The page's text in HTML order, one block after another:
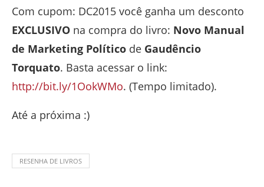
Com cupom: DC2015 você ganha um desconto
EXCLUSIVO na compra do livro: Novo Manual
de Marketing Político de Gaudêncio
Torquato. Basta acessar o link:
http://bit.ly/1OokWMo. (Tempo limitado).
Até a próxima :)
RESENHA DE LIVROS